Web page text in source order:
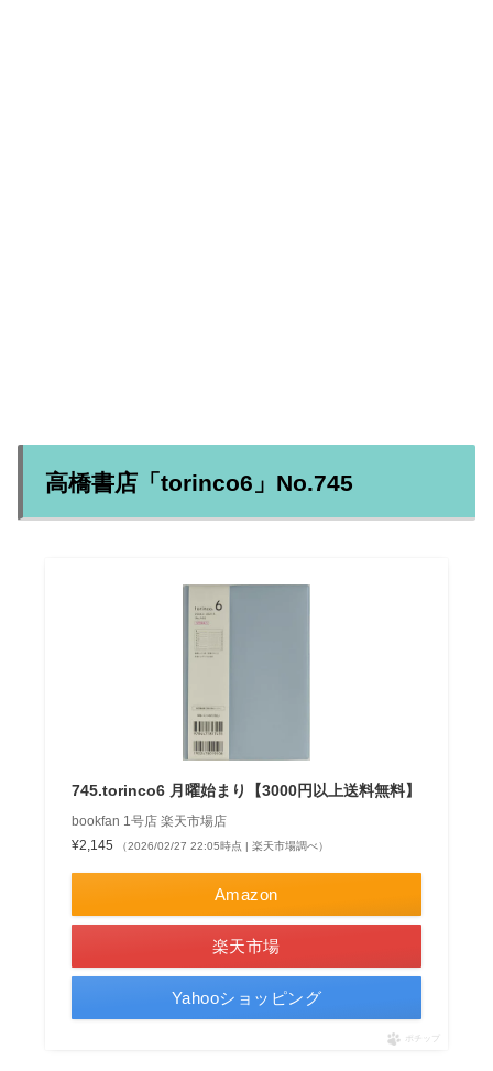
高橋書店「torinco6」No.745
745.torinco6 月曜始まり【3000円以上送料無料】
bookfan 1号店 楽天市場店
¥2,145
（2026/02/27 22:05時点 | 楽天市場調べ）
Amazon
楽天市場
Yahooショッピング
ポチップ